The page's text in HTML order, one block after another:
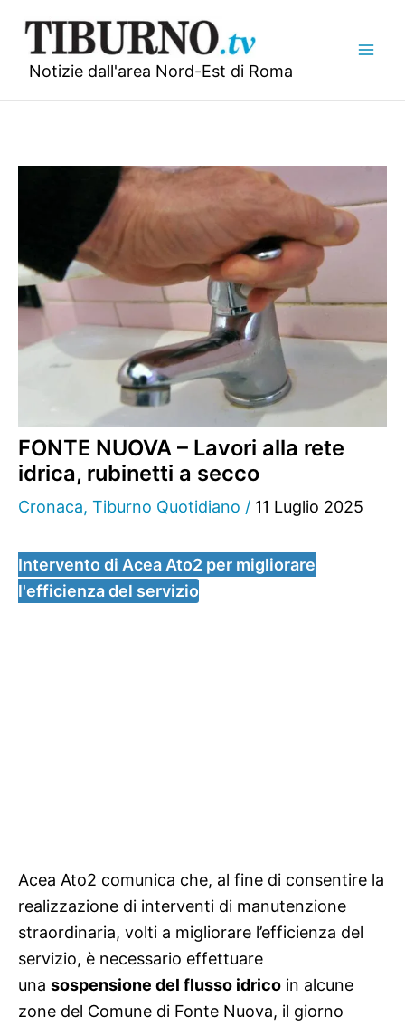
contenuto
Notizie dall'area Nord-Est di Roma
FONTE NUOVA – Lavori alla rete
idrica, rubinetti a secco
Cronaca, Tiburno Quotidiano / 11 Luglio 2025
Intervento di Acea Ato2 per migliorare
l'efficienza del servizio
Acea Ato2 comunica che, al fine di consentire la
realizzazione di interventi di manutenzione
straordinaria, volti a migliorare l’efficienza del
servizio, è necessario effettuare
una sospensione del flusso idrico in alcune
zone del Comune di Fonte Nuova, il giorno